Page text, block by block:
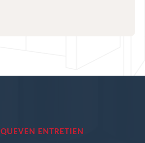
QUEVEN ENTRETIEN